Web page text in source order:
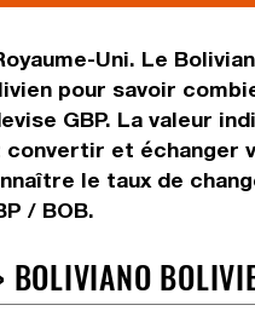
Uni. Le
pour savoir
GBP. La valeur
convertir et
le taux de
/ BOB.
BOLIVIANO